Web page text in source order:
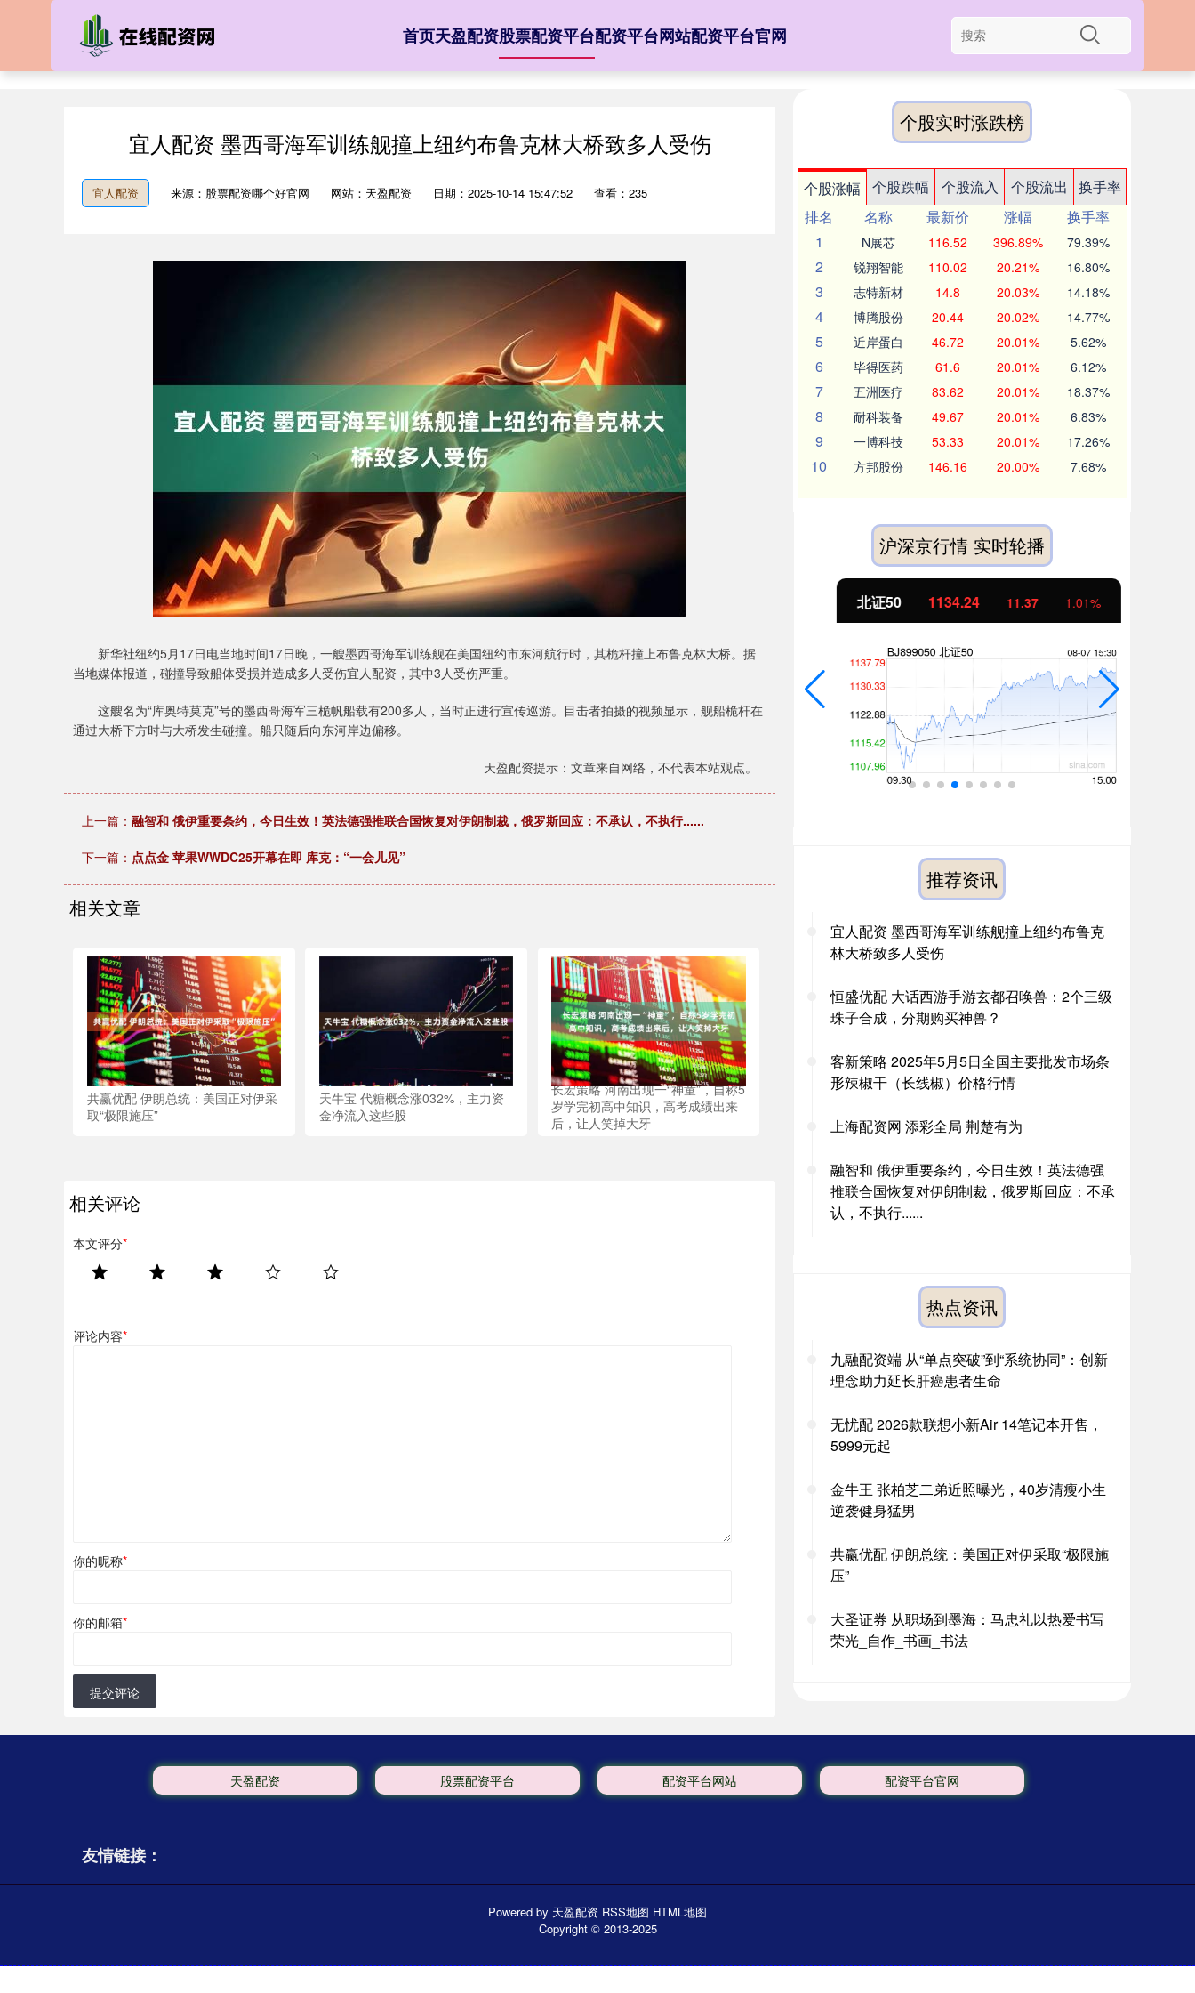
首页天盈配资股票配资平台配资平台网站配资平台官网
宜人配资 墨西哥海军训练舰撞上纽约布鲁克林大桥致多人受伤
宜人配资 来源：股票配资哪个好官网 网站：天盈配资 日期：2025-10-14 15:47:52 查看：235
新华社纽约5月17日电当地时间17日晚，一艘墨西哥海军训练舰在美国纽约市东河航行时，其桅杆撞上布鲁克林大桥。据
当地媒体报道，碰撞导致船体受损并造成多人受伤宜人配资，其中3人受伤严重。
这艘名为“库奥特莫克”号的墨西哥海军三桅帆船载有200多人，当时正进行宣传巡游。目击者拍摄的视频显示，舰船桅杆在
通过大桥下方时与大桥发生碰撞。船只随后向东河岸边偏移。
天盈配资提示：文章来自网络，不代表本站观点。
上一篇： 融智和 俄伊重要条约，今日生效！英法德强推联合国恢复对伊朗制裁，俄罗斯回应：不承认，不执行......
下一篇： 点点金 苹果WWDC25开幕在即 库克：“一会儿见”
相关文章
共赢优配 伊朗总统：美国正对伊采
取“极限施压”
天牛宝 代糖概念涨032%，主力资
金净流入这些股
长宏策略 河南出现一“神童”，自称5
岁学完初高中知识，高考成绩出来
后，让人笑掉大牙
相关评论
本文评分*
评论内容*
你的昵称*
你的邮箱*
提交评论
个股实时涨跌榜
个股涨幅 个股跌幅 个股流入 个股流出
换手率
排名
名称 最新价 涨幅
换手率
1
N展芯 116.52 396.89% 79.39%
2 锐翔智能 110.02 20.21% 16.80%
3 志特新材 14.8 20.03% 14.18%
4 博腾股份 20.44 20.02% 14.77%
5 近岸蛋白 46.72 20.01% 5.62%
6 毕得医药 61.6 20.01% 6.12%
7 五洲医疗 83.62 20.01% 18.37%
8 耐科装备 49.67 20.01% 6.83%
9 一博科技 53.33 20.01% 17.26%
10 方邦股份 146.16 20.00% 7.68%
沪深京行情 实时轮播
深证成指 14311.01 200.89 1.42% 沪深300 4694.44 北证50 1134.24 11.37 1.01%
推荐资讯
宜人配资 墨西哥海军训练舰撞上纽约布鲁克
林大桥致多人受伤
恒盛优配 大话西游手游玄都召唤兽：2个三级
珠子合成，分期购买神兽？
客新策略 2025年5月5日全国主要批发市场条
形辣椒干（长线椒）价格行情
上海配资网 添彩全局 荆楚有为
融智和 俄伊重要条约，今日生效！英法德强
推联合国恢复对伊朗制裁，俄罗斯回应：不承
认，不执行......
热点资讯
九融配资端 从“单点突破”到“系统协同”：创新
理念助力延长肝癌患者生命
无忧配 2026款联想小新Air 14笔记本开售，
5999元起
金牛王 张柏芝二弟近照曝光，40岁清瘦小生
逆袭健身猛男
共赢优配 伊朗总统：美国正对伊采取“极限施
压”
大圣证券 从职场到墨海：马忠礼以热爱书写
荣光_自作_书画_书法
天盈配资 股票配资平台 配资平台网站 配资平台官网
友情链接：
Powered by 天盈配资 RSS地图 HTML地图
Copyright © 2013-2025